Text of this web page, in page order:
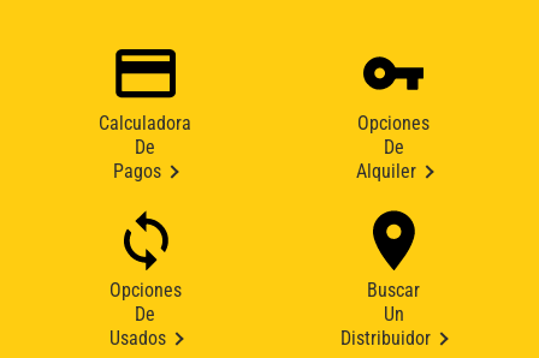
Calculadora
De
Pagos
Opciones
De
Alquiler
Opciones
De
Usados
Buscar
Un
Distribuidor